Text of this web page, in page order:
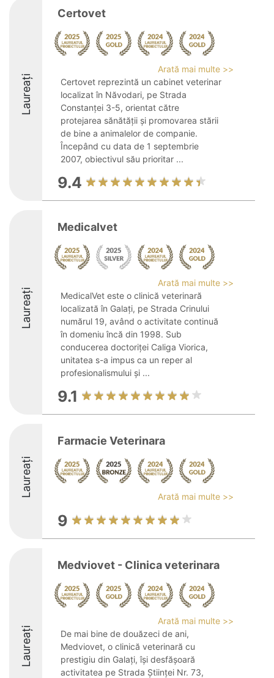
Laureați
Certovet
Arată mai multe >>
Certovet reprezintă un cabinet veterinar
localizat în Năvodari, pe Strada
Constanței 3-5, orientat către
protejarea sănătății și promovarea stării
de bine a animalelor de companie.
Începând cu data de 1 septembrie
2007, obiectivul său prioritar ...
9.4
Laureați
Medicalvet
Arată mai multe >>
MedicalVet este o clinică veterinară
localizată în Galați, pe Strada Crinului
numărul 19, având o activitate continuă
în domeniu încă din 1998. Sub
conducerea doctoriței Caliga Viorica,
unitatea s-a impus ca un reper al
profesionalismului și ...
9.1
Laureați
Farmacie Veterinara
Arată mai multe >>
9
Laureați
Medviovet - Clinica veterinara
Arată mai multe >>
De mai bine de douăzeci de ani,
Medviovet, o clinică veterinară cu
prestigiu din Galați, își desfășoară
activitatea pe Strada Științei Nr. 73,